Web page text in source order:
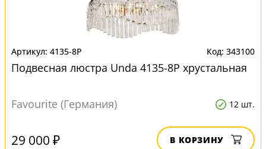
4135-8P 343100
Подвесная люстра Unda 4135-8P хрустальная
Favourite (Германия) 12 шт.
29 000 ₽ В КОРЗИНУ